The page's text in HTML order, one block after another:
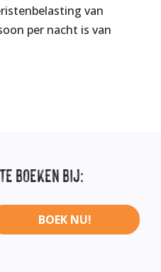
van
per nacht is van
BOEKEN BIJ:
BOEK NU!